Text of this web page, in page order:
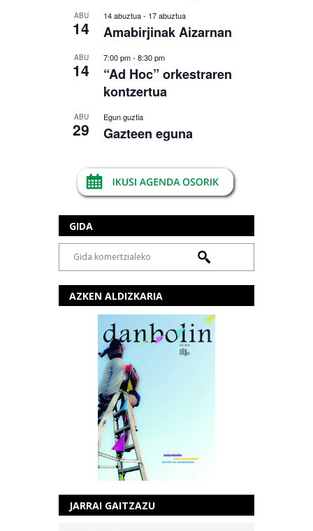
ABU
14
14 abuztua- 17 abuztua
Amabirjinak Aizarnan
ABU
14
7:00 pm- 8:30 pm
“Ad Hoc” orkestraren
kontzertua
ABU
29
Egun guztia
Gazteen eguna
GIDA
AZKEN ALDIZKARIA
JARRAI GAITZAZU